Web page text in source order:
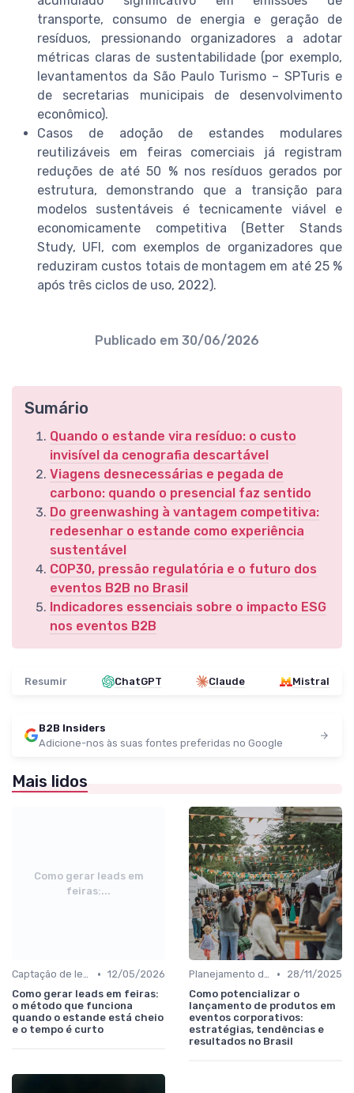
transporte, consumo de energia e geração de
resíduos, pressionando organizadores a adotar
métricas claras de sustentabilidade (por exemplo,
levantamentos da São Paulo Turismo – SPTuris e
de secretarias municipais de desenvolvimento
econômico).
Casos de adoção de estandes modulares
reutilizáveis em feiras comerciais já registram
reduções de até 50 % nos resíduos gerados por
estrutura, demonstrando que a transição para
modelos sustentáveis é tecnicamente viável e
economicamente competitiva (Better Stands
Study, UFI, com exemplos de organizadores que
reduziram custos totais de montagem em até 25 %
após três ciclos de uso, 2022).
Publicado em 30/06/2026
Sumário
Quando o estande vira resíduo: o custo
invisível da cenografia descartável
Viagens desnecessárias e pegada de
carbono: quando o presencial faz sentido
Do greenwashing à vantagem competitiva:
redesenhar o estande como experiência
sustentável
COP30, pressão regulatória e o futuro dos
eventos B2B no Brasil
Indicadores essenciais sobre o impacto ESG
nos eventos B2B
Resumir ChatGPT Claude Mistral
B2B Insiders
Adicione-nos às suas fontes preferidas no Google
Mais lidos
Como gerar leads em
feiras:...
Captação de leads e integração com CRM • 12/05/2026
Como gerar leads em feiras:
o método que funciona
quando o estande está cheio
e o tempo é curto
Planejamento de participação e objetivos comerciais •
28/11/2025
Como potencializar o
lançamento de produtos em
eventos corporativos:
estratégias, tendências e
resultados no Brasil